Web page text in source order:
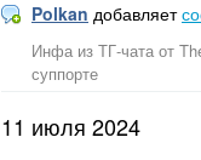
Polkan добавляет
Инфа из ТГ-чата от
суппорте
11 июля 2024